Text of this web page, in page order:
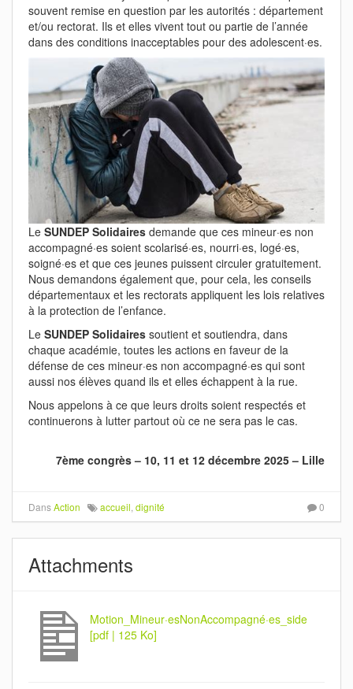
souvent remise en question par les autorités : département
et/ou rectorat. Ils et elles vivent tout ou partie de l’année
dans des conditions inacceptables pour des adolescent·es.
Le SUNDEP Solidaires demande que ces mineur·es non
accompagné·es soient scolarisé·es, nourri·es, logé·es,
soigné·es et que ces jeunes puissent circuler gratuitement.
Nous demandons également que, pour cela, les conseils
départementaux et les rectorats appliquent les lois relatives
à la protection de l’enfance.
Le SUNDEP Solidaires soutient et soutiendra, dans
chaque académie, toutes les actions en faveur de la
défense de ces mineur·es non accompagné·es qui sont
aussi nos élèves quand ils et elles échappent à la rue.
Nous appelons à ce que leurs droits soient respectés et
continuerons à lutter partout où ce ne sera pas le cas.
7ème congrès – 10, 11 et 12 décembre 2025 – Lille
DansAction accueil dignité 0
Attachments
Motion_Mineur·esNonAccompagné·es_side
[pdf | 125 Ko]